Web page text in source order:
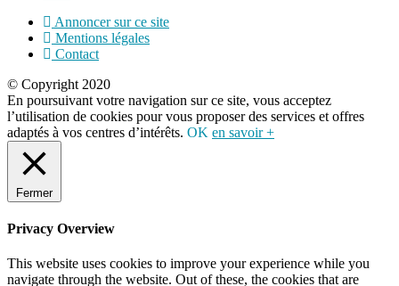
Annoncer sur ce site
Mentions légales
Contact
© Copyright 2020
En poursuivant votre navigation sur ce site, vous acceptez
l’utilisation de cookies pour vous proposer des services et offres
adaptés à vos centres d’intérêts. OK en savoir +
Fermer
Privacy Overview
This website uses cookies to improve your experience while you
navigate through the website. Out of these, the cookies that are